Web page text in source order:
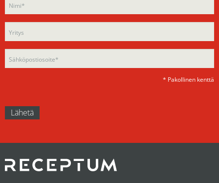
this
empty.
leave
field
empty.
* Pakollinen kenttä